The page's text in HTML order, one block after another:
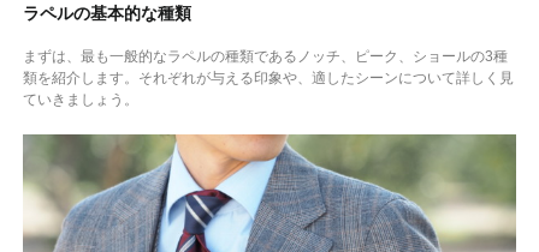
ラペルの基本的な種類
まずは、最も一般的なラペルの種類であるノッチ、ピーク、ショールの3種
類を紹介します。それぞれが与える印象や、適したシーンについて詳しく見
ていきましょう。